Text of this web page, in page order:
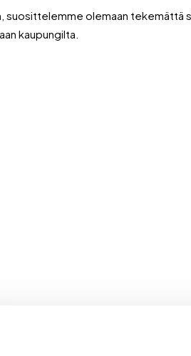
suosittelemme olemaan tekemättä
kaupungilta.